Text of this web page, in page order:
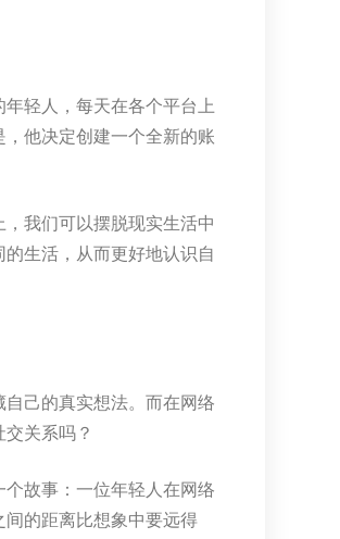
轻人，每天在各个平台上
他决定创建一个全新的账
我们可以摆脱现实生活中
生活，从而更好地认识自
己的真实想法。而在网络
关系吗？
故事：一位年轻人在网络
间的距离比想象中要远得